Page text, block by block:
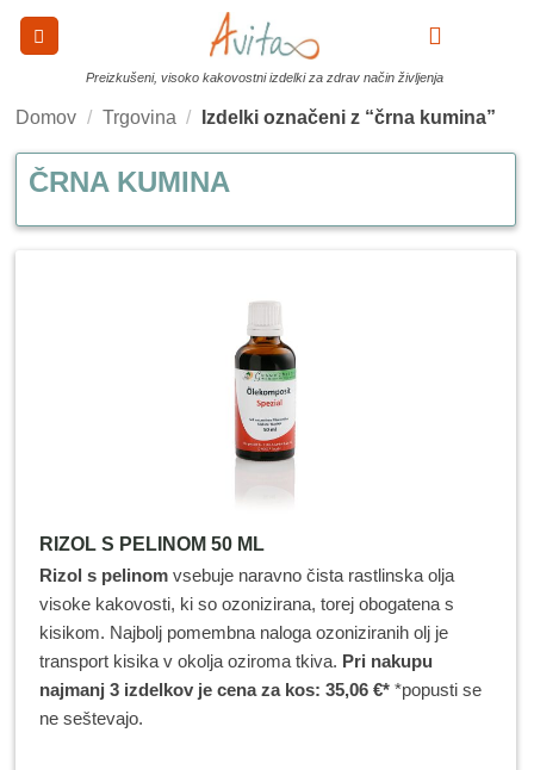
Skoči
Preizkušeni, visoko kakovostni izdelki za zdrav način življenja
Domov / Trgovina / Izdelki označeni z “črna kumina”
ČRNA KUMINA
RIZOL S PELINOM 50 ML
Rizol s pelinomvsebuje naravno čista rastlinska olja
visoke kakovosti, ki so ozonizirana, torej obogatena s
kisikom. Najbolj pomembna naloga ozoniziranih olj je
transport kisika v okolja oziroma tkiva. Pri nakupu
najmanj 3 izdelkov je cena za kos: 35,06 €**popusti se
ne seštevajo.